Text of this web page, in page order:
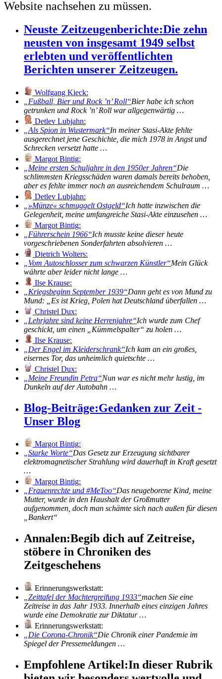
Website nachsehen zu müssen.
Neuste Zeitzeugenberichte:Die zehn
neusten von insgesamt 1949 selbst
erlebten und veröffentlichten
Berichten unserer Zeitzeugen.
Wolfgang Kieck:
Fußball, Bier und Rock ’n’ Roll Bier habe ich schon
getrunken und Rock ’n’ Roll war allgegenwärtig …
Detlev Lubjahn:
Als Spion in Wustermark In meiner Stasi-Akte fehlte
ausgerechnet jene Geschichte, die mich 1978 in Angst und
Schrecken versetzt hatte …
Margot Bintig:
Meine ersten Schuljahre in den 1950er Jahren Die
schlimmsten Kriegsschäden waren damals bereits behoben,
aber es fehlte immer noch an ausreichendem Schulraum …
Detlev Lubjahn:
»Münze« schmuggelt Ostgeld Ich hatte inzwischen die
Gelegenheit, meine umfangreiche Stasi-Akte einzusehen …
Margot Bintig:
Führerschein 1966 Ich musste keine dieser heute
vorgeschriebenen Sonderfahrten absolvieren …
Dietrich Wolters:
Vom Autoschlosser zum schwarzen Künstler Mein Glück
währte aber leider nicht lange …
Ilse Krause:
Kriegsbeginn September 1939 Dann geht es von Mund zu
Mund: „Es ist Krieg, Polen hat Deutschland überfallen …
Christel Dux:
Lehrjahre sind keine Herrenjahre Ich wurde zum Chef
geschickt, um einen „Kümmelspalter“ zu holen …
Ilse Krause:
Der Engel im Kleiderschrank Ich kam an ein großes,
eisernes Tor, das unheimlich quietschte …
Christel Dux:
Meine Freundin Petra Nun war es nicht mehr lustig, im
Dunkeln auf der Autobahn …
Blog-Beiträge:Gedanken zur Zeit -
Unser Blog
Margot Bintig:
Starke Worte Das Gesetz zur Erzeugung sichtbarer
elektromagnetischer Strahlung wird dauerhaft in Kraft gesetzt
…
Margot Bintig:
Frauenrechte und #MeToo Das neugeborene Kind, meine
Mutter, wurde in den Haushalt der Großmutter
aufgenommen, doch man schämte sich nach außen für diesen
Bankert
Annalen:Begib dich auf Zeitreise,
stöbere in Chroniken des
Zeitgeschehens
Erinnerungswerkstatt:
Zeittafel der Machtergreifung 1933 machen Sie eine
Zeitreise in das Jahr 1933. Innerhalb eines einzigen Jahres
wurde eine Demokratie zur Diktatur …
Erinnerungswerkstatt:
Die Corona-Chronik Die Chronik einer Pandemie im
Spiegel der Pressemeldungen …
Empfohlene Artikel:In dieser Rubrik